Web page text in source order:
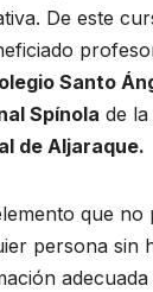
De este
Santo
Spínola de
de Aljaraque.
que no
persona sin